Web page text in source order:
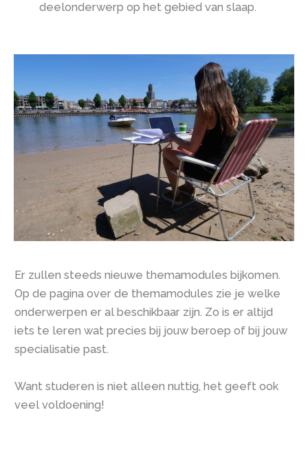
deelonderwerp op het gebied van slaap.
Er zullen steeds nieuwe themamodules bijkomen.
Op de pagina over de themamodules zie je welke
onderwerpen er al beschikbaar zijn. Zo is er altijd
iets te leren wat precies bij jouw beroep of bij jouw
specialisatie past.
Want studeren is niet alleen nuttig, het geeft ook
veel voldoening!